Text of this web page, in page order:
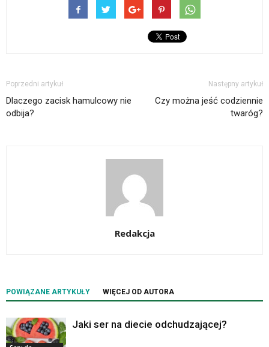
Poprzedni artykuł
Dlaczego zacisk hamulcowy nie
odbija?
Następny artykuł
Czy można jeść codziennie
twaróg?
Redakcja
POWIĄZANE ARTYKUŁY WIĘCEJ OD AUTORA
Jaki ser na diecie odchudzającej?